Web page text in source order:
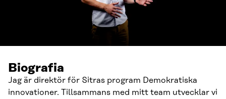
Biografia
Jag är direktör för Sitras program Demokratiska
innovationer. Tillsammans med mitt team utvecklar vi